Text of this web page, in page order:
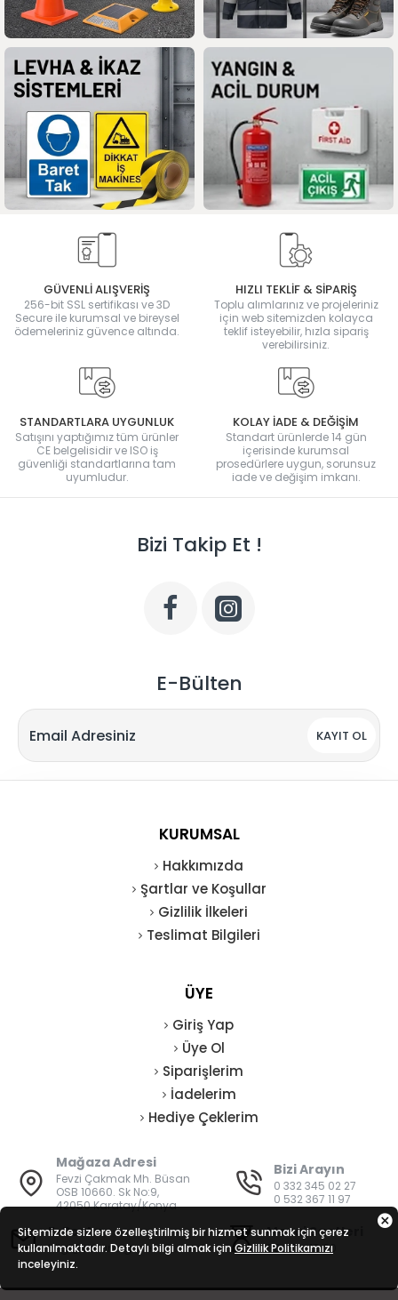
GÜVENLİ ALIŞVERİŞ
256-bit SSL sertifikası ve 3D
Secure ile kurumsal ve bireysel
ödemeleriniz güvence altında.
HIZLI TEKLİF & SİPARİŞ
Toplu alımlarınız ve projeleriniz
için web sitemizden kolayca
teklif isteyebilir, hızla sipariş
verebilirsiniz.
STANDARTLARA UYGUNLUK
Satışını yaptığımız tüm ürünler
CE belgelisidir ve ISO iş
güvenliği standartlarına tam
uyumludur.
KOLAY İADE & DEĞİŞİM
Standart ürünlerde 14 gün
içerisinde kurumsal
prosedürlere uygun, sorunsuz
iade ve değişim imkanı.
Bizi Takip Et !
E-Bülten
KAYIT OL
KURUMSAL
Hakkımızda
Şartlar ve Koşullar
Gizlilik İlkeleri
Teslimat Bilgileri
ÜYE
Giriş Yap
Üye Ol
Siparişlerim
İadelerim
Hediye Çeklerim
Mağaza Adresi
Fevzi Çakmak Mh. Büsan
OSB 10660. Sk No:9,
42050 Karatay/Konya
Bizi Arayın
0 332 345 02 27
0 532 367 11 97
E-Posta
bilgi@vatanisguvenligi.com
Mesai Saatleri
08:00 - 19:00
Sitemizde sizlere özelleştirilmiş bir hizmet sunmak için çerez
kullanılmaktadır. Detaylı bilgi almak için Gizlilik Politikamızı
inceleyiniz.